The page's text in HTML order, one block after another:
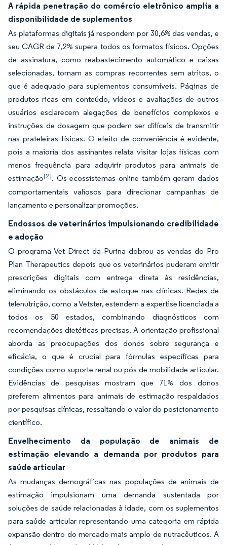
A rápida penetração do comércio eletrônico amplia a
disponibilidade de suplementos
As plataformas digitais já respondem por 30,6% das vendas, e
seu CAGR de 7,2% supera todos os formatos físicos. Opções
de assinatura, como reabastecimento automático e caixas
selecionadas, tornam as compras recorrentes sem atritos, o
que é adequado para suplementos consumíveis. Páginas de
produtos ricas em conteúdo, vídeos e avaliações de outros
usuários esclarecem alegações de benefícios complexos e
instruções de dosagem que podem ser difíceis de transmitir
nas prateleiras físicas. O efeito de conveniência é evidente,
pois a maioria dos assinantes relata visitar lojas físicas com
menos frequência para adquirir produtos para animais de
estimação[2]. Os ecossistemas online também geram dados
comportamentais valiosos para direcionar campanhas de
lançamento e personalizar promoções.
Endossos de veterinários impulsionando credibilidade
e adoção
O programa Vet Direct da Purina dobrou as vendas do Pro
Plan Therapeutics depois que os veterinários puderam emitir
prescrições digitais com entrega direta às residências,
eliminando os obstáculos de estoque nas clínicas. Redes de
telenutrição, como a Vetster, estendem a expertise licenciada a
todos os 50 estados, combinando diagnósticos com
recomendações dietéticas precisas. A orientação profissional
aborda as preocupações dos donos sobre segurança e
eficácia, o que é crucial para fórmulas específicas para
condições como suporte renal ou pós de mobilidade articular.
Evidências de pesquisas mostram que 71% dos donos
preferem alimentos para animais de estimação respaldados
por pesquisas clínicas, ressaltando o valor do posicionamento
científico.
Envelhecimento da população de animais de
estimação elevando a demanda por produtos para
saúde articular
As mudanças demográficas nas populações de animais de
estimação impulsionam uma demanda sustentada por
soluções de saúde relacionadas à idade, com os suplementos
para saúde articular representando uma categoria em rápida
expansão dentro do mercado mais amplo de nutracêuticos. A